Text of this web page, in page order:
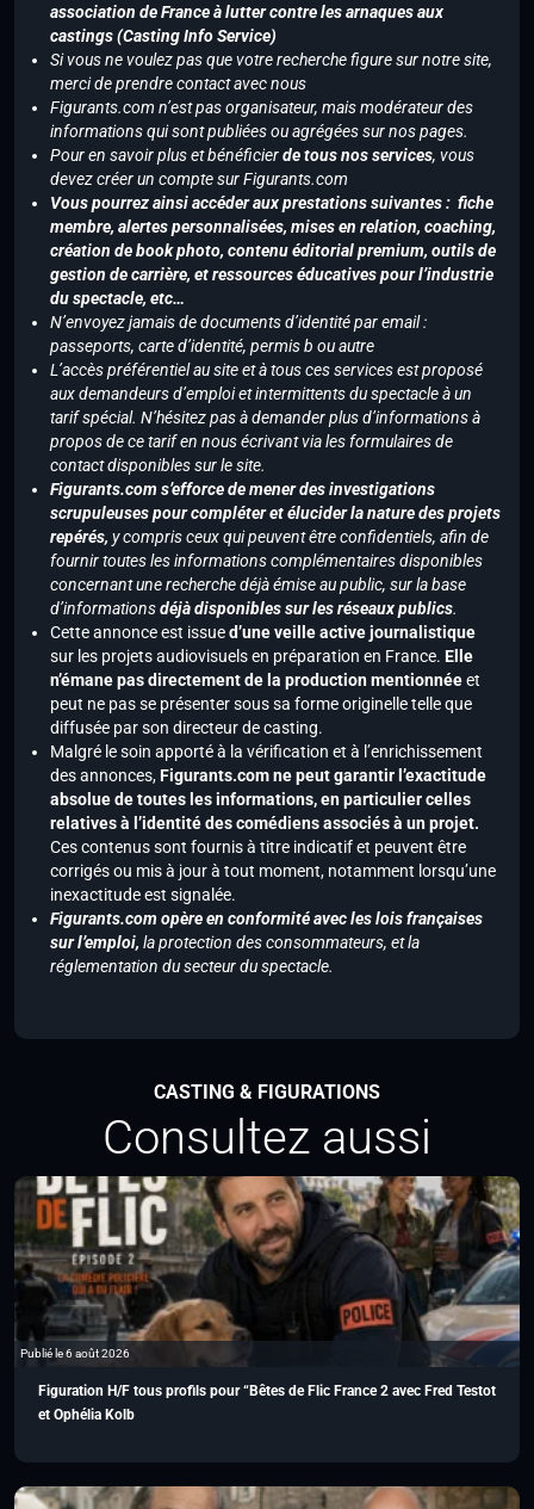
association de France à lutter contre les arnaques aux
castings (Casting Info Service)
Si vous ne voulez pas que votre recherche figure sur notre site,
merci de prendre contact avec nous
Figurants.com n’est pas organisateur, mais modérateur des
informations qui sont publiées ou agrégées sur nos pages.
Pour en savoir plus et bénéficierde tous nos services, vous
devez créer un compte sur Figurants.com
Vous pourrez ainsi accéder aux prestations suivantes : fiche
membre, alertes personnalisées, mises en relation, coaching,
création de book photo, contenu éditorial premium, outils de
gestion de carrière, et ressources éducatives pour l’industrie
du spectacle, etc…
N’envoyez jamais de documents d’identité par email :
passeports, carte d’identité, permis b ou autre
L’accès préférentiel au site et à tous ces services est proposé
aux demandeurs d’emploi et intermittents du spectacle à un
tarif spécial. N’hésitez pas à demander plus d’informations à
propos de ce tarif en nous écrivant via les formulaires de
contact disponibles sur le site.
Figurants.com s’efforce de mener des investigations
scrupuleuses pour compléter et élucider la nature des projets
repérés, y compris ceux qui peuvent être confidentiels, afin de
fournir toutes les informations complémentaires disponibles
concernant une recherche déjà émise au public, sur la base
d’informationsdéjà disponibles sur les réseaux publics.
Cette annonce est issued’une veille active journalistique
sur les projets audiovisuels en préparation en France. Elle
n’émane pas directement de la production mentionnéeet
peut ne pas se présenter sous sa forme originelle telle que
diffusée par son directeur de casting.
Malgré le soin apporté à la vérification et à l’enrichissement
des annonces,Figurants.com ne peut garantir l’exactitude
absolue de toutes les informations, en particulier celles
relatives à l’identité des comédiens associés à un projet.
Ces contenus sont fournis à titre indicatif et peuvent être
corrigés ou mis à jour à tout moment, notamment lorsqu’une
inexactitude est signalée.
Figurants.com opère en conformité avec les lois françaises
sur l’emploi, la protection des consommateurs, et la
réglementation du secteur du spectacle.
CASTING & FIGURATIONS
Consultez aussi
Publié le 6 août 2026
Figuration H/F tous profils pour “Bêtes de Flic France 2 avec Fred Testot
et Ophélia Kolb